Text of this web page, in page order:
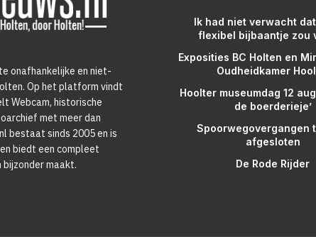
onafhankelijke en niet-
Op het platform vindt
Webcam, historische
met meer dan
bestaat sinds 2005 en is
biedt een compleet
maakt.
Ik had niet verwacht dat
flexibel bijbaantje zou
Exposities BC Holten en
Oudheidkamer
Hoolter museumdag 12
de boerderieje’
Spoorwegovergangen
afgesloten
De Rode Rijder